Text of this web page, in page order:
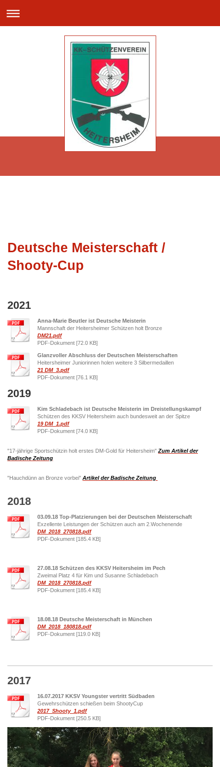
Deutsche Meisterschaft /
Shooty-Cup
2021
Anna-Marie Beutler ist Deutsche Meisterin
Mannschaft der Heitersheimer Schützen holt Bronze
DM21.pdf
PDF-Dokument [72.0 KB]
Glanzvoller Abschluss der Deutschen Meisterschaften
Heitersheimer Juniorinnen holen weitere 3 Silbermedaillen
21 DM_3.pdf
PDF-Dokument [76.1 KB]
2019
Kim Schladebach ist Deutsche Meisterin im Dreistellungskampf
Schützen des KKSV Heitersheim auch bundesweit an der Spitze
19 DM_1.pdf
PDF-Dokument [74.0 KB]
"17-jährige Sportschützin holt erstes DM-Gold für Heitersheim" Zum Artikel der
Badische Zeitung
"Hauchdünn an Bronze vorbei" Artikel der Badische Zeitung
2018
03.09.18 Top-Platzierungen bei der Deutschen Meisterschaft
Exzellente Leistungen der Schützen auch am 2.Wochenende
DM_2018_270818.pdf
PDF-Dokument [185.4 KB]
27.08.18 Schützen des KKSV Heitersheim im Pech
Zweimal Platz 4 für Kim und Susanne Schladebach
DM_2018_270818.pdf
PDF-Dokument [185.4 KB]
18.08.18 Deutsche Meisterschaft in München
DM_2018_180818.pdf
PDF-Dokument [119.0 KB]
2017
16.07.2017 KKSV Youngster vertritt Südbaden
Gewehrschützen schießen beim ShootyCup
2017_Shooty_1.pdf
PDF-Dokument [250.5 KB]